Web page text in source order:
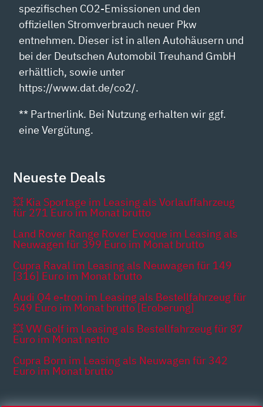
spezifischen CO2-Emissionen und den
offiziellen Stromverbrauch neuer Pkw
entnehmen. Dieser ist in allen Autohäusern und
bei der Deutschen Automobil Treuhand GmbH
erhältlich, sowie unter
https://www.dat.de/co2/.
** Partnerlink. Bei Nutzung erhalten wir ggf.
eine Vergütung.
Neueste Deals
💥 Kia Sportage im Leasing als Vorlauffahrzeug
für 271 Euro im Monat brutto
Land Rover Range Rover Evoque im Leasing als
Neuwagen für 399 Euro im Monat brutto
Cupra Raval im Leasing als Neuwagen für 149
[316] Euro im Monat brutto
Audi Q4 e-tron im Leasing als Bestellfahrzeug für
549 Euro im Monat brutto [Eroberung]
💥 VW Golf im Leasing als Bestellfahrzeug für 87
Euro im Monat netto
Cupra Born im Leasing als Neuwagen für 342
Euro im Monat brutto